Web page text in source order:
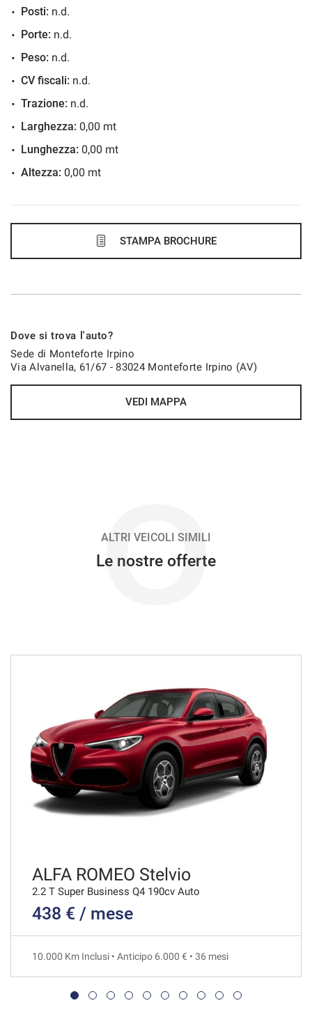
36 Mesi
626€/mese
48 Mesi
627€/mese
36 Mesi
646€/mese
680€/mese
36 Mesi
VEDI
695€/mese
VEDI
706€/mese
36 Mesi
Posti: n.d.
Porte: n.d.
Peso: n.d.
CV fiscali: n.d.
Trazione: n.d.
Larghezza: 0,00 mt
Lunghezza: 0,00 mt
Altezza: 0,00 mt
STAMPA BROCHURE
Dove si trova l'auto?
Sede di Monteforte Irpino
Via Alvanella, 61/67 - 83024 Monteforte Irpino (AV)
VEDI MAPPA
O
ALTRI VEICOLI SIMILI
Le nostre offerte
ALFA ROMEO Stelvio
2.2 T Super Business Q4 190cv Auto
438 € / mese
10.000 Km Inclusi • Anticipo 6.000 € • 36 mesi